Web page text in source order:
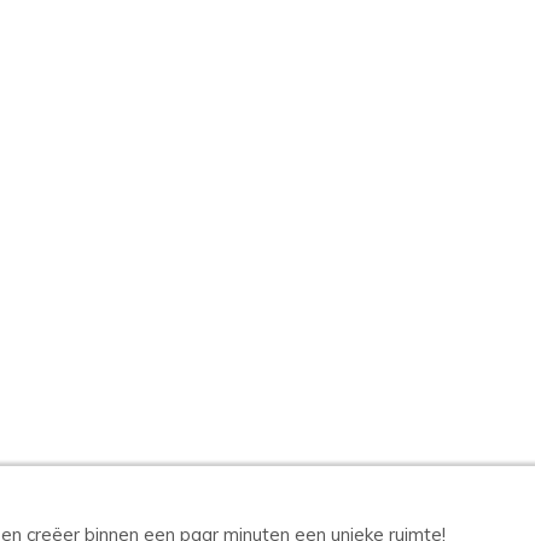
en creëer binnen een paar minuten een unieke ruimte!